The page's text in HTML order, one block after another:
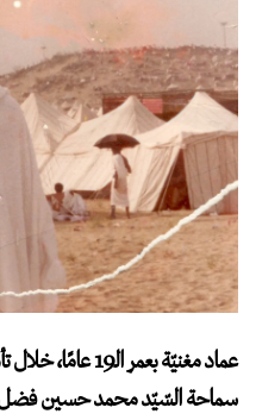
عماد مغنيّة بعمر
سماحة السّيّد محمد حسين فضل